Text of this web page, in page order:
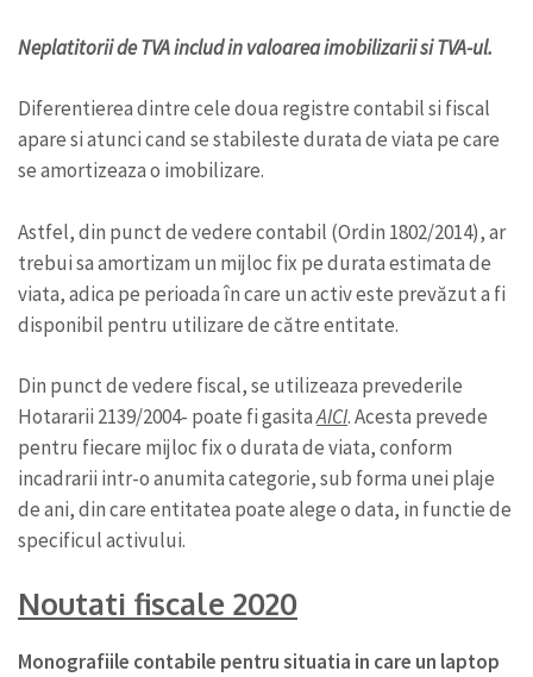
Neplatitorii de TVA includ in valoarea imobilizarii si TVA-ul.
Diferentierea dintre cele doua registre contabil si fiscal
apare si atunci cand se stabileste durata de viata pe care
se amortizeaza o imobilizare.
Astfel, din punct de vedere contabil (Ordin 1802/2014), ar
trebui sa amortizam un mijloc fix pe durata estimata de
viata, adica pe perioada în care un activ este prevăzut a fi
disponibil pentru utilizare de către entitate.
Din punct de vedere fiscal, se utilizeaza prevederile
Hotararii 2139/2004- poate fi gasitaAICI. Acesta prevede
pentru fiecare mijloc fix o durata de viata, conform
incadrarii intr-o anumita categorie, sub forma unei plaje
de ani, din care entitatea poate alege o data, in functie de
specificul activului.
Noutati fiscale 2020
Monografiile contabile pentru situatia in care un laptop